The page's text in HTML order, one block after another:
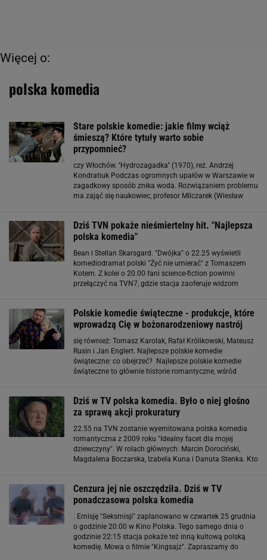
Więcej o:
polska komedia
Stare polskie komedie: jakie filmy wciąż
śmieszą? Które tytuły warto sobie
przypomnieć?
czy Włochów. ''Hydrozagadka'' (1970), reż. Andrzej
Kondratiuk Podczas ogromnych upałów w Warszawie w
zagadkowy sposób znika woda. Rozwiązaniem problemu
ma zająć się naukowiec, profesor Milczarek (Wiesław
Dziś TVN pokaże nieśmiertelny hit. "Najlepsza
polska komedia"
Bean i Stellan Skarsgard. "Dwójka" o 22.25 wyświetli
komediodramat polski "Żyć nie umierać" z Tomaszem
Kotem. Z kolei o 20.00 fani science-fiction powinni
przełączyć na TVN7, gdzie stacja zaoferuje widzom
Polskie komedie świąteczne - produkcje, które
wprowadzą Cię w bożonarodzeniowy nastrój
się również: Tomasz Karolak, Rafał Królikowski, Mateusz
Rusin i Jan Englert. Najlepsze polskie komedie
świąteczne: co obejrzeć? Najlepsze polskie komedie
świąteczne to głównie historie romantyczne, wśród
Dziś w TV polska komedia. Było o niej głośno
za sprawą akcji prokuratury
22.55 na TVN zostanie wyemitowana polska komedia
romantyczna z 2009 roku "Idealny facet dla mojej
dziewczyny". W rolach głównych: Marcin Dorociński,
Magdalena Boczarska, Izabela Kuna i Danuta Stenka. Kto
Cenzura jej nie oszczędziła. Dziś w TV
ponadczasowa polska komedia
. Emisję "Seksmisji" zaplanowano w czwartek 25 grudnia
o godzinie 20.00 w Kino Polska. Tego samego dnia o
godzinie 22:15 stacja pokaże też inną kultową polską
komedię. Mowa o filmie "Kingsajz". Zapraszamy do